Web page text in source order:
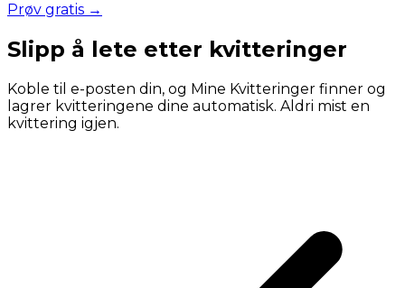
Prøv gratis →
Slipp å lete etter kvitteringer
Koble til e-posten din, og Mine Kvitteringer finner og
lagrer kvitteringene dine automatisk. Aldri mist en
kvittering igjen.